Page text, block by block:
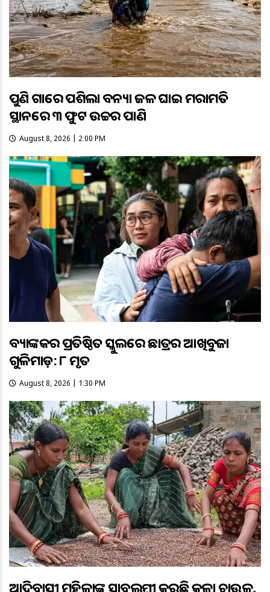
ପୁଣି ଗାଁରେ ପଶିଲା ବନ୍ୟା ଜଳ ଘାଇ ମରାମତି
ସ୍ଥାନରେ ୩ ଫୁଟ ଉଚ୍ଚର ପାଣି
August 8, 2026 | 2:00 PM
ବ୍ୟାଙ୍କକର ପ୍ରତିଷ୍ଠିତ ସ୍କୁଲରେ ଛାତ୍ରର ଆଖିବୁଜା
ଗୁଳିମାଡ଼: ୮ ମୃତ
August 8, 2026 | 1:30 PM
ଆଦିବାସୀ ମହିଳାଙ୍କୁ ସ୍ଵାବଲମ୍ଵୀ କରୁଛି କଳା ଚାଉଳ,